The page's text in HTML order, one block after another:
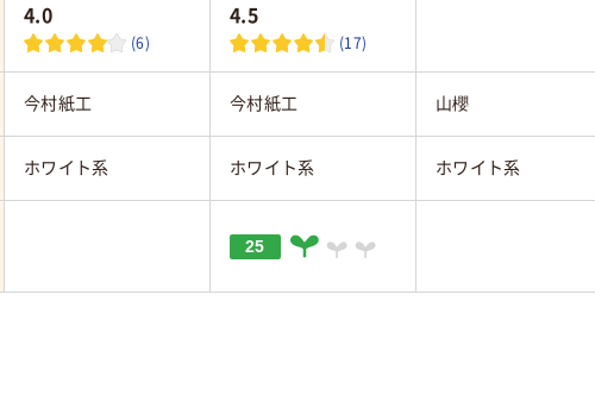
4.0
(6)
4.5
(17)
今村紙工 今村紙工 山櫻
ホワイト系 ホワイト系 ホワイト系
25